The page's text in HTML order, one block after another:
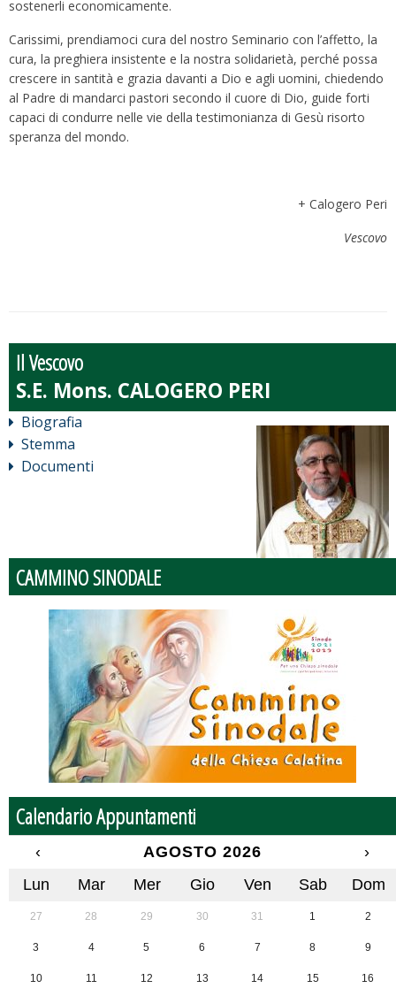
sostenerli economicamente.
Carissimi, prendiamoci cura del nostro Seminario con l’affetto, la
cura, la preghiera insistente e la nostra solidarietà, perché possa
crescere in santità e grazia davanti a Dio e agli uomini, chiedendo
al Padre di mandarci pastori secondo il cuore di Dio, guide forti
capaci di condurre nelle vie della testimonianza di Gesù risorto
speranza del mondo.
+ Calogero Peri
Vescovo
Il Vescovo
Biografia
Stemma
Documenti
CAMMINO SINODALE
Calendario Appuntamenti
‹ AGOSTO 2026
›
Lun
Mar Mer Gio Ven Sab Dom
27 28 29 30 31 1 2
3 4 5 6 7 8 9
10 11 12 13 14 15 16